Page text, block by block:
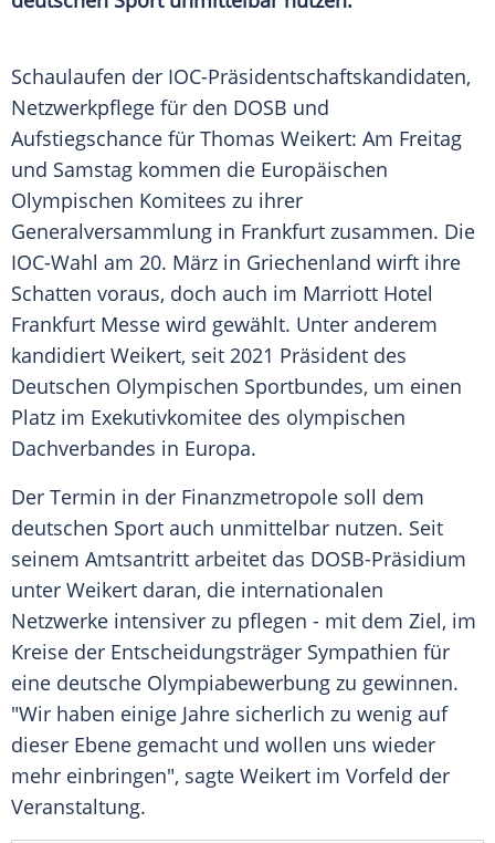
Schaulaufen der IOC-Präsidentschaftskandidaten,
Netzwerkpflege für den DOSB und
Aufstiegschance für Thomas Weikert: Am Freitag
und Samstag kommen die Europäischen
Olympischen Komitees zu ihrer
Generalversammlung in Frankfurt zusammen. Die
IOC-Wahl am 20. März in Griechenland wirft ihre
Schatten voraus, doch auch im Marriott Hotel
Frankfurt Messe wird gewählt. Unter anderem
kandidiert Weikert, seit 2021 Präsident des
Deutschen Olympischen Sportbundes, um einen
Platz im Exekutivkomitee des olympischen
Dachverbandes in Europa.
Der Termin in der Finanzmetropole soll dem
deutschen Sport auch unmittelbar nutzen. Seit
seinem Amtsantritt arbeitet das DOSB-Präsidium
unter Weikert daran, die internationalen
Netzwerke intensiver zu pflegen - mit dem Ziel, im
Kreise der Entscheidungsträger Sympathien für
eine deutsche Olympiabewerbung zu gewinnen.
"Wir haben einige Jahre sicherlich zu wenig auf
dieser Ebene gemacht und wollen uns wieder
mehr einbringen", sagte Weikert im Vorfeld der
Veranstaltung.